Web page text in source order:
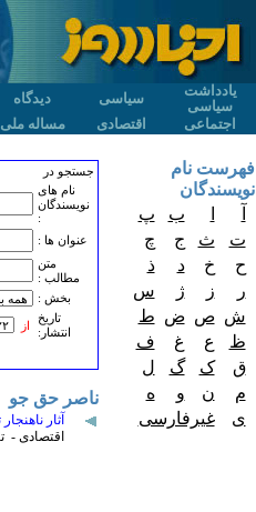
یادداشت
سیاسی
سیاسی دیدگاه
اجتماعی
اقتصادی مساله ملی
جستجو در
نام های
نویسندگان
:
عنوان ها :
متن
مطالب :
بخش :
تاريخ
انتشار:
از
ناصر حق جو
آثار
اقتصادی - تاریخ انتشار
فهرست نام
نویسندگان
ب
پ
ت
ث ج
چ
ح
خ د
ذ
ر
ز ژ
س
ش ص ض ط
ظ
ع غ
ف
ق
ک گ
ل
م
ن و
ه
ی
غیرفارسی